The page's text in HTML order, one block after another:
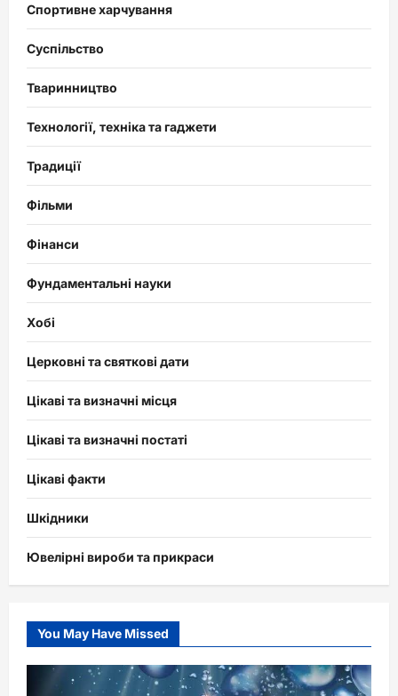
Спортивне харчування
Суспільство
Тваринництво
Технології, техніка та гаджети
Традиції
Фільми
Фінанси
Фундаментальні науки
Хобі
Церковні та святкові дати
Цікаві та визначні місця
Цікаві та визначні постаті
Цікаві факти
Шкідники
Ювелірні вироби та прикраси
You May Have Missed